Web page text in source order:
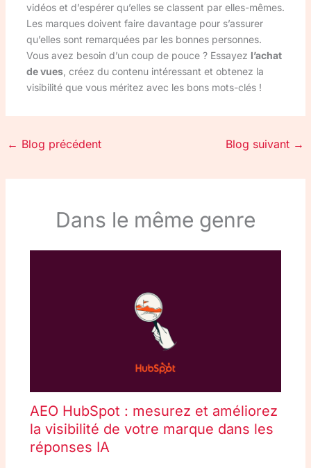
vidéos et d’espérer qu’elles se classent par elles-mêmes.
Les marques doivent faire davantage pour s’assurer
qu’elles sont remarquées par les bonnes personnes.
Vous avez besoin d’un coup de pouce ? Essayez l’achat
de vues, créez du contenu intéressant et obtenez la
visibilité que vous méritez avec les bons mots-clés !
← Blog précédent Blog suivant →
Dans le même genre
AEO HubSpot : mesurez et améliorez
la visibilité de votre marque dans les
réponses IA